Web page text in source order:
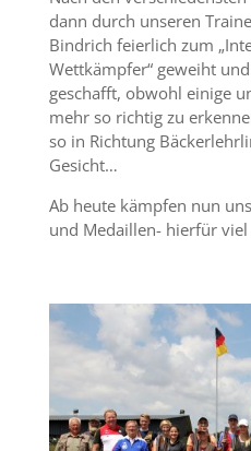
dann durch unseren
Bindrich feierlich zum
Wettkämpfer“ geweiht
geschafft, obwohl einige
mehr so richtig zu
so in Richtung
Gesicht…
Ab heute kämpfen nun
und Medaillen- hierfür viel